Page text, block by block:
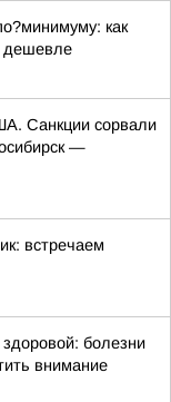
как
дешевле
Санкции сорвали
—
встречаем
здоровой: болезни
внимание